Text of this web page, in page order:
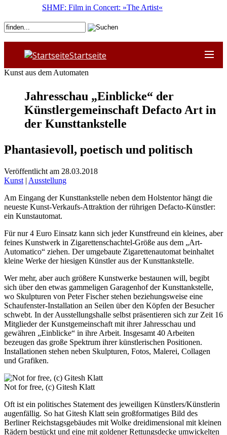
Startseite
Kunst aus dem Automaten
Jahresschau „Einblicke“ der
Künstlergemeinschaft Defacto Art in
der Kunsttankstelle
Phantasievoll, poetisch und politisch
Veröffentlicht am 28.03.2018
Kunst | Ausstellung
Am Eingang der Kunsttankstelle neben dem Holstentor hängt die
neueste Kunst-Verkaufs-Attraktion der rührigen Defacto-Künstler:
ein Kunstautomat.
Für nur 4 Euro Einsatz kann sich jeder Kunstfreund ein kleines, aber
feines Kunstwerk in Zigarettenschachtel-Größe aus dem „Art-
Automatico“ ziehen. Der umgebaute Zigarettenautomat beinhaltet
kleine Werke der hiesigen Künstler aus der Kunsttankstelle.
Wer mehr, aber auch größere Kunstwerke bestaunen will, begibt
sich über den etwas gammeligen Garagenhof der Kunsttankstelle,
wo Skulpturen von Peter Fischer stehen beziehungsweise eine
Schaufenster-Installation an Seilen über den Köpfen der Besucher
schwebt. In der Ausstellungshalle selbst präsentieren sich zur Zeit 16
Mitglieder der Kunstgemeinschaft mit ihrer Jahresschau und
gewähren „Einblicke“ in ihre Arbeit. Insgesamt 40 Arbeiten
bezeugen das große Spektrum ihrer künstlerischen Positionen.
Installationen stehen neben Skulpturen, Fotos, Malerei, Collagen
und Grafiken.
Not for free, (c) Gitesh Klatt
Oft ist ein politisches Statement des jeweiligen Künstlers/Künstlerin
augenfällig. So hat Gitesh Klatt sein großformatiges Bild des
Berliner Reichstagsgebäudes mit Wolke dreidimensional mit kleinen
Rädern bestückt und eine mit goldener Rettungsdecke umwickelten
SHMF: Film in Concert: »The Artist«